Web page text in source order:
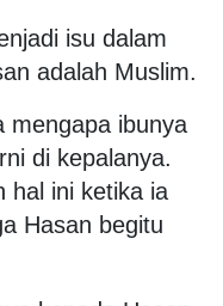
isu dalam
adalah Muslim.
mengapa ibunya
di kepalanya.
hal ini ketika ia
Hasan begitu